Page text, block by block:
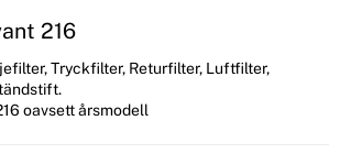
216
Tryckfilter, Returfilter, Luftfilter,
oavsett årsmodell